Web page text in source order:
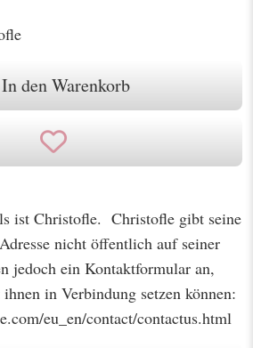
In den Warenkorb
ist Christofle. Christofle gibt seine
nicht öffentlich auf seiner
jedoch ein Kontaktformular an,
in Verbindung setzen können:
eu_en/contact/contactus.html